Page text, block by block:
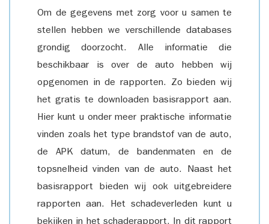
Om de gegevens met zorg voor u samen te
stellen hebben we verschillende databases
grondig doorzocht. Alle informatie die
beschikbaar is over de auto hebben wij
opgenomen in de rapporten. Zo bieden wij
het gratis te downloaden basisrapport aan.
Hier kunt u onder meer praktische informatie
vinden zoals het type brandstof van de auto,
de APK datum, de bandenmaten en de
topsnelheid vinden van de auto. Naast het
basisrapport bieden wij ook uitgebreidere
rapporten aan. Het schadeverleden kunt u